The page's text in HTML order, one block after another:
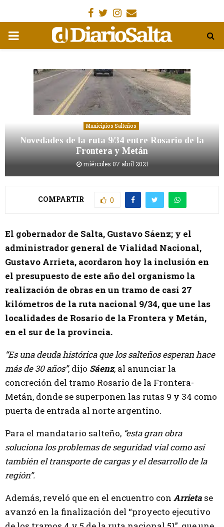
Facebook
Gorjeo
Instagram
Email
MENÚ
Municipios Salteños
Novedades de la ruta 9/34 entre Rosario de la
Frontera y Metán
miércoles 07 abril 2021
COMPARTIR 0
El gobernador de Salta, Gustavo Sáenz; y el
administrador general de Vialidad Nacional,
Gustavo Arrieta, acordaron hoy la inclusión en
el presupuesto de este año del organismo la
realización de obras en un tramo de casi 27
kilómetros de la ruta nacional 9/34, que une las
localidades de Rosario de la Frontera y Metán,
en el sur de la provincia.
“Es una deuda histórica que los salteños esperan hace
más de 30 años”, dijo Sáenz, al anunciar la
concreción del tramo Rosario de la Frontera-
Metán, donde se superponen las rutas 9 y 34 como
puerta de entrada al norte argentino.
Para el mandatario salteño, “esta gran obra
soluciona los problemas de seguridad vial como así
también el transporte de cargas y el desarrollo de la
región”.
Además, reveló que en el encuentro con Arrieta se
avanzó en la finalización del “proyecto ejecutivo